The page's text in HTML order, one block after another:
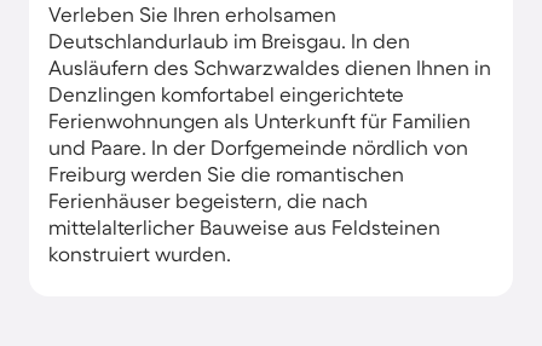
Verleben Sie Ihren erholsamen
Deutschlandurlaub im Breisgau. In den
Ausläufern des Schwarzwaldes dienen Ihnen in
Denzlingen komfortabel eingerichtete
Ferienwohnungen als Unterkunft für Familien
und Paare. In der Dorfgemeinde nördlich von
Freiburg werden Sie die romantischen
Ferienhäuser begeistern, die nach
mittelalterlicher Bauweise aus Feldsteinen
konstruiert wurden.